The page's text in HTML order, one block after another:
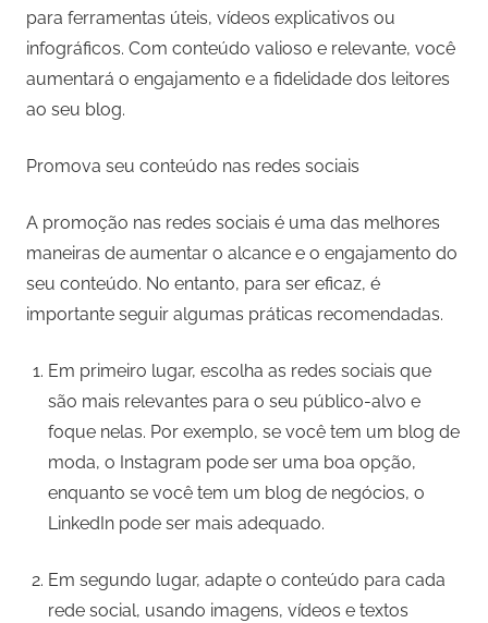
para ferramentas úteis, vídeos explicativos ou
infográficos. Com conteúdo valioso e relevante, você
aumentará o engajamento e a fidelidade dos leitores
ao seu blog.
Promova seu conteúdo nas redes sociais
A promoção nas redes sociais é uma das melhores
maneiras de aumentar o alcance e o engajamento do
seu conteúdo. No entanto, para ser eficaz, é
importante seguir algumas práticas recomendadas.
Em primeiro lugar, escolha as redes sociais que
são mais relevantes para o seu público-alvo e
foque nelas. Por exemplo, se você tem um blog de
moda, o Instagram pode ser uma boa opção,
enquanto se você tem um blog de negócios, o
LinkedIn pode ser mais adequado.
Em segundo lugar, adapte o conteúdo para cada
rede social, usando imagens, vídeos e textos